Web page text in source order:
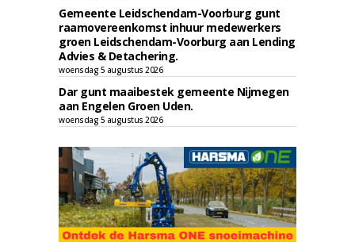
Gemeente Leidschendam-Voorburg gunt
raamovereenkomst inhuur medewerkers
groen Leidschendam-Voorburg aan Lending
Advies & Detachering.
woensdag 5 augustus 2026
Dar gunt maaibestek gemeente Nijmegen
aan Engelen Groen Uden.
woensdag 5 augustus 2026